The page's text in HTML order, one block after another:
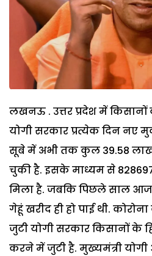
लखनऊ . उत्तर प्रदेश में
योगी सरकार प्रत्येक दिन नए
सूबे में अभी तक कुल 39.58
चुकी है. इसके माध्यम से
मिला है. जबकि पिछले साल
गेहूं खरीद ही हो पाई थी.
जुटी योगी सरकार किसानों के
करने में जुटी है. मुख्यमंत्री योगी